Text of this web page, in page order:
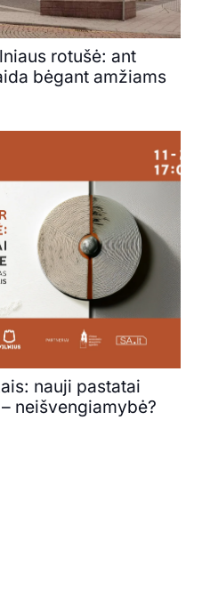
rotušė: ant
bėgant amžiams
nauji pastatai
neišvengiamybė?